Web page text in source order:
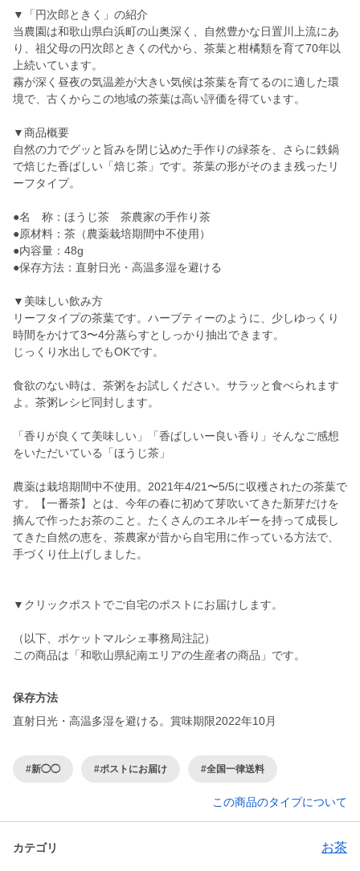
▼「円次郎ときく」の紹介
当農園は和歌山県白浜町の山奥深く、自然豊かな日置川上流にあ
り、祖父母の円次郎ときくの代から、茶葉と柑橘類を育て70年以
上続いています。
霧が深く昼夜の気温差が大きい気候は茶葉を育てるのに適した環
境で、古くからこの地域の茶葉は高い評価を得ています。
▼商品概要
自然の力でグッと旨みを閉じ込めた手作りの緑茶を、さらに鉄鍋
で焙じた香ばしい「焙じ茶」です。茶葉の形がそのまま残ったリ
ーフタイプ。
●名 称：ほうじ茶 茶農家の手作り茶
●原材料：茶（農薬栽培期間中不使用）
●内容量：48g
●保存方法：直射日光・高温多湿を避ける
▼美味しい飲み方
リーフタイプの茶葉です。ハーブティーのように、少しゆっくり
時間をかけて3〜4分蒸らすとしっかり抽出できます。
じっくり水出しでもOKです。
食欲のない時は、茶粥をお試しください。サラッと食べられます
よ。茶粥レシピ同封します。
「香りが良くて美味しい」「香ばしいー良い香り」そんなご感想
をいただいている「ほうじ茶」
農薬は栽培期間中不使用。2021年4/21〜5/5に収穫されたの茶葉で
す。【一番茶】とは、今年の春に初めて芽吹いてきた新芽だけを
摘んで作ったお茶のこと。たくさんのエネルギーを持って成長し
てきた自然の恵を、茶農家が昔から自宅用に作っている方法で、
手づくり仕上げしました。
▼クリックポストでご自宅のポストにお届けします。
（以下、ポケットマルシェ事務局注記）
この商品は「和歌山県紀南エリアの生産者の商品」です。
保存方法
直射日光・高温多湿を避ける。賞味期限2022年10月
#新◯◯ #ポストにお届け #全国一律送料
この商品のタイプについて
カテゴリ お茶